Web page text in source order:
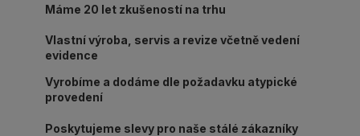
Máme 20 let zkušeností na trhu
Vlastní výroba, servis a revize včetně vedení
evidence
Vyrobíme a dodáme dle požadavku atypické
provedení
Poskytujeme slevy pro naše stálé zákazníky